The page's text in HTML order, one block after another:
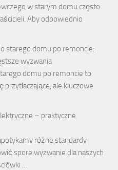
w starym domu często
Aby odpowiednio
starego domu po remoncie:
wyzwania
domu po remoncie to
ale kluczowe
– praktyczne
różne standardy
spore wyzwanie dla naszych
…